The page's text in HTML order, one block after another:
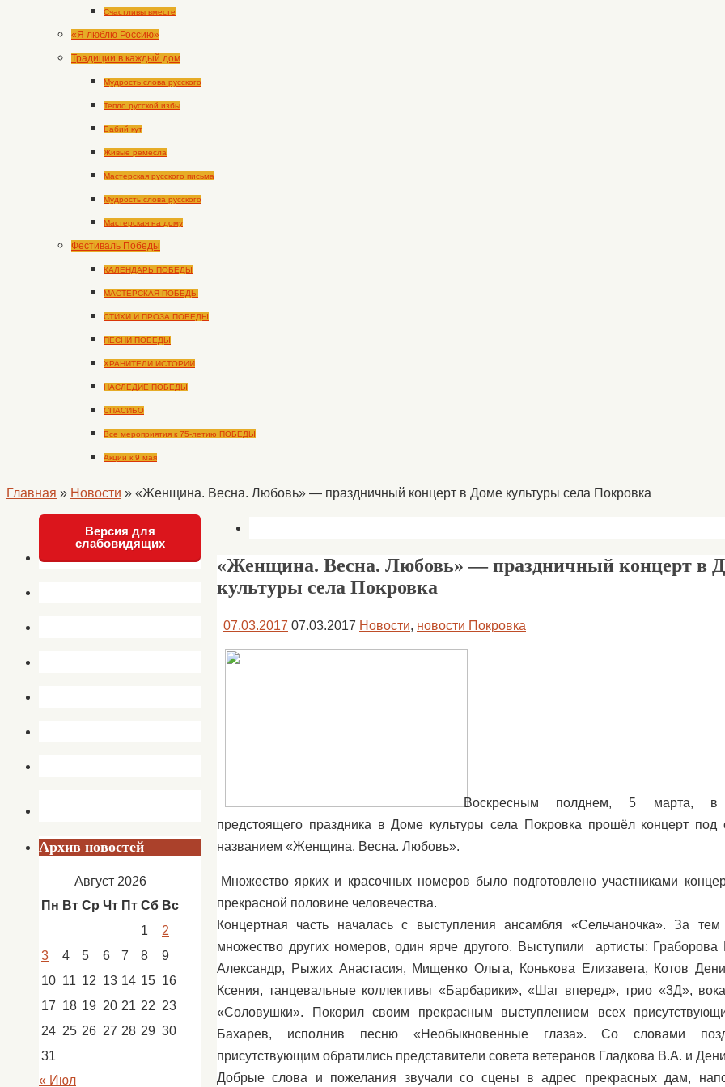
Счастливы вместе
«Я люблю Россию»
Традиции в каждый дом
Мудрость слова русского
Тепло русской избы
Бабий кут
Живые ремесла
Мастерская русского письма
Мудрость слова русского
Мастерская на дому
Фестиваль Победы
КАЛЕНДАРЬ ПОБЕДЫ
МАСТЕРСКАЯ ПОБЕДЫ
СТИХИ И ПРОЗА ПОБЕДЫ
ПЕСНИ ПОБЕДЫ
ХРАНИТЕЛИ ИСТОРИИ
НАСЛЕДИЕ ПОБЕДЫ
СПАСИБО
Все мероприятия к 75-летию ПОБЕДЫ
Акции к 9 мая
Главная » Новости » «Женщина. Весна. Любовь» — праздничный концерт в Доме культуры села Покровка
«Женщина. Весна. Любовь» — праздничный концерт в
культуры села Покровка
07.03.2017 07.03.2017 Новости, новости Покровка
Воскресным полднем, 5 марта, в
предстоящего праздника в Доме культуры села Покровка прошёл концерт под
названием «Женщина. Весна. Любовь».
Множество ярких и красочных номеров было подготовлено участниками
прекрасной половине человечества.
Концертная часть началась с выступления ансамбля «Сельчаночка». За тем
множество других номеров, один ярче другого. Выступили артисты:
Александр, Рыжих Анастасия, Мищенко Ольга, Конькова Елизавета, Котов
Ксения, танцевальные коллективы «Барбарики», «Шаг вперед», трио «3Д»,
«Соловушки». Покорил своим прекрасным выступлением всех
Бахарев, исполнив песню «Необыкновенные глаза». Со словами
присутствующим обратились представители совета ветеранов Гладкова В.А. и
Добрые слова и пожелания звучали со сцены в адрес прекрасных дам,
Версия для
слабовидящих
Архив новостей
Август 2026
Пн Вт Ср Чт Пт Сб Вс
1
2
3
4 5 6 7 8
9
10 11 12 13 14 15 16
17 18 19 20 21 22 23
24 25 26 27 28 29 30
31
« Июл